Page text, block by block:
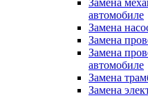
Замена
автомобиле
Замена
Замена
Замена
автомобиле
Замена
Замена